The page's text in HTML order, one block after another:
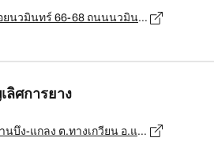
13/47 หมู่7 ซอยนวมินทร์ 66-68 ถนนนวมินทร์ แขวงคลองกุ่ม เขตบึงกุ่ม กรุงเทพมหานคร 10230, กรุงเทพมหานคร - 10230
ลิศการยาง
53,55,59 ถ.บ้านบึง-แกลง ต.ทางเกวียน อ.แกลง จ.ระยอง, ระยอง - 21110